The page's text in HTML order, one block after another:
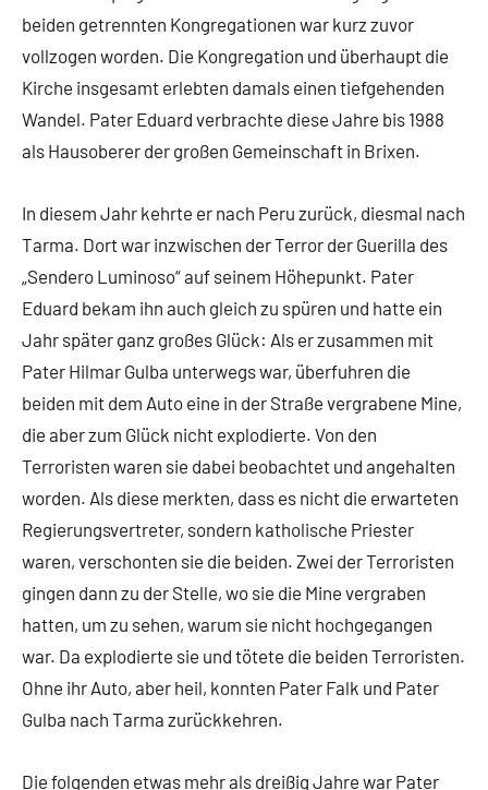
beiden getrennten Kongregationen war kurz zuvor
vollzogen worden. Die Kongregation und überhaupt die
Kirche insgesamt erlebten damals einen tiefgehenden
Wandel. Pater Eduard verbrachte diese Jahre bis 1988
als Hausoberer der großen Gemeinschaft in Brixen.
In diesem Jahr kehrte er nach Peru zurück, diesmal nach
Tarma. Dort war inzwischen der Terror der Guerilla des
„Sendero Luminoso“ auf seinem Höhepunkt. Pater
Eduard bekam ihn auch gleich zu spüren und hatte ein
Jahr später ganz großes Glück: Als er zusammen mit
Pater Hilmar Gulba unterwegs war, überfuhren die
beiden mit dem Auto eine in der Straße vergrabene Mine,
die aber zum Glück nicht explodierte. Von den
Terroristen waren sie dabei beobachtet und angehalten
worden. Als diese merkten, dass es nicht die erwarteten
Regierungsvertreter, sondern katholische Priester
waren, verschonten sie die beiden. Zwei der Terroristen
gingen dann zu der Stelle, wo sie die Mine vergraben
hatten, um zu sehen, warum sie nicht hochgegangen
war. Da explodierte sie und tötete die beiden Terroristen.
Ohne ihr Auto, aber heil, konnten Pater Falk und Pater
Gulba nach Tarma zurückkehren.
Die folgenden etwas mehr als dreißig Jahre war Pater